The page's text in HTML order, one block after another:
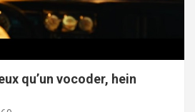
qu’un vocoder, hein